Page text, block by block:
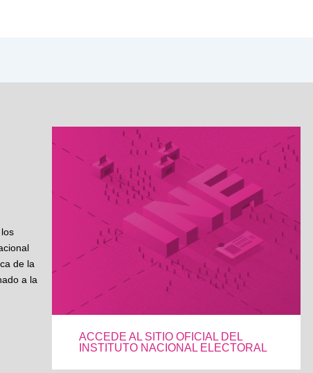
de la
a la
ACCEDE AL SITIO OFICIAL DEL
INSTITUTO NACIONAL ELECTORAL